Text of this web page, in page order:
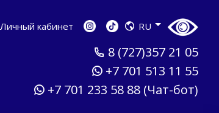
Личный кабинет RU
8 (727)357 21 05
+7 701 513 11 55
+7 701 233 58 88 (Чат-бот)